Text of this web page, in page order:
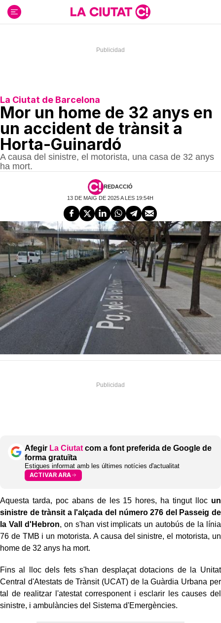
contenido
La Ciutat de Barcelona
Mor un home de 32 anys en
un accident de trànsit a
Horta-Guinardó
A causa del sinistre, el motorista, una casa de 32 anys
ha mort.
REDACCIÓ
13 DE MAIG DE 2025 A LES 19:54H
Afegir La Ciutat com a font preferida de Google de
forma gratuïta
Estigues informat amb les últimes notícies d'actualitat
ACTIVAR ARA
Aquesta tarda, poc abans de les 15 hores, ha tingut lloc un
sinistre de trànsit a l'alçada del número 276 del Passeig de
la Vall d'Hebron, on s'han vist implicats un autobús de la línia
76 de TMB i un motorista. A causa del sinistre, el motorista, un
home de 32 anys ha mort.
Fins al lloc dels fets s'han desplaçat dotacions de la Unitat
Central d'Atestats de Trànsit (UCAT) de la Guàrdia Urbana per
tal de realitzar l'atestat corresponent i esclarir les causes del
sinistre, i ambulàncies del Sistema d'Emergències.